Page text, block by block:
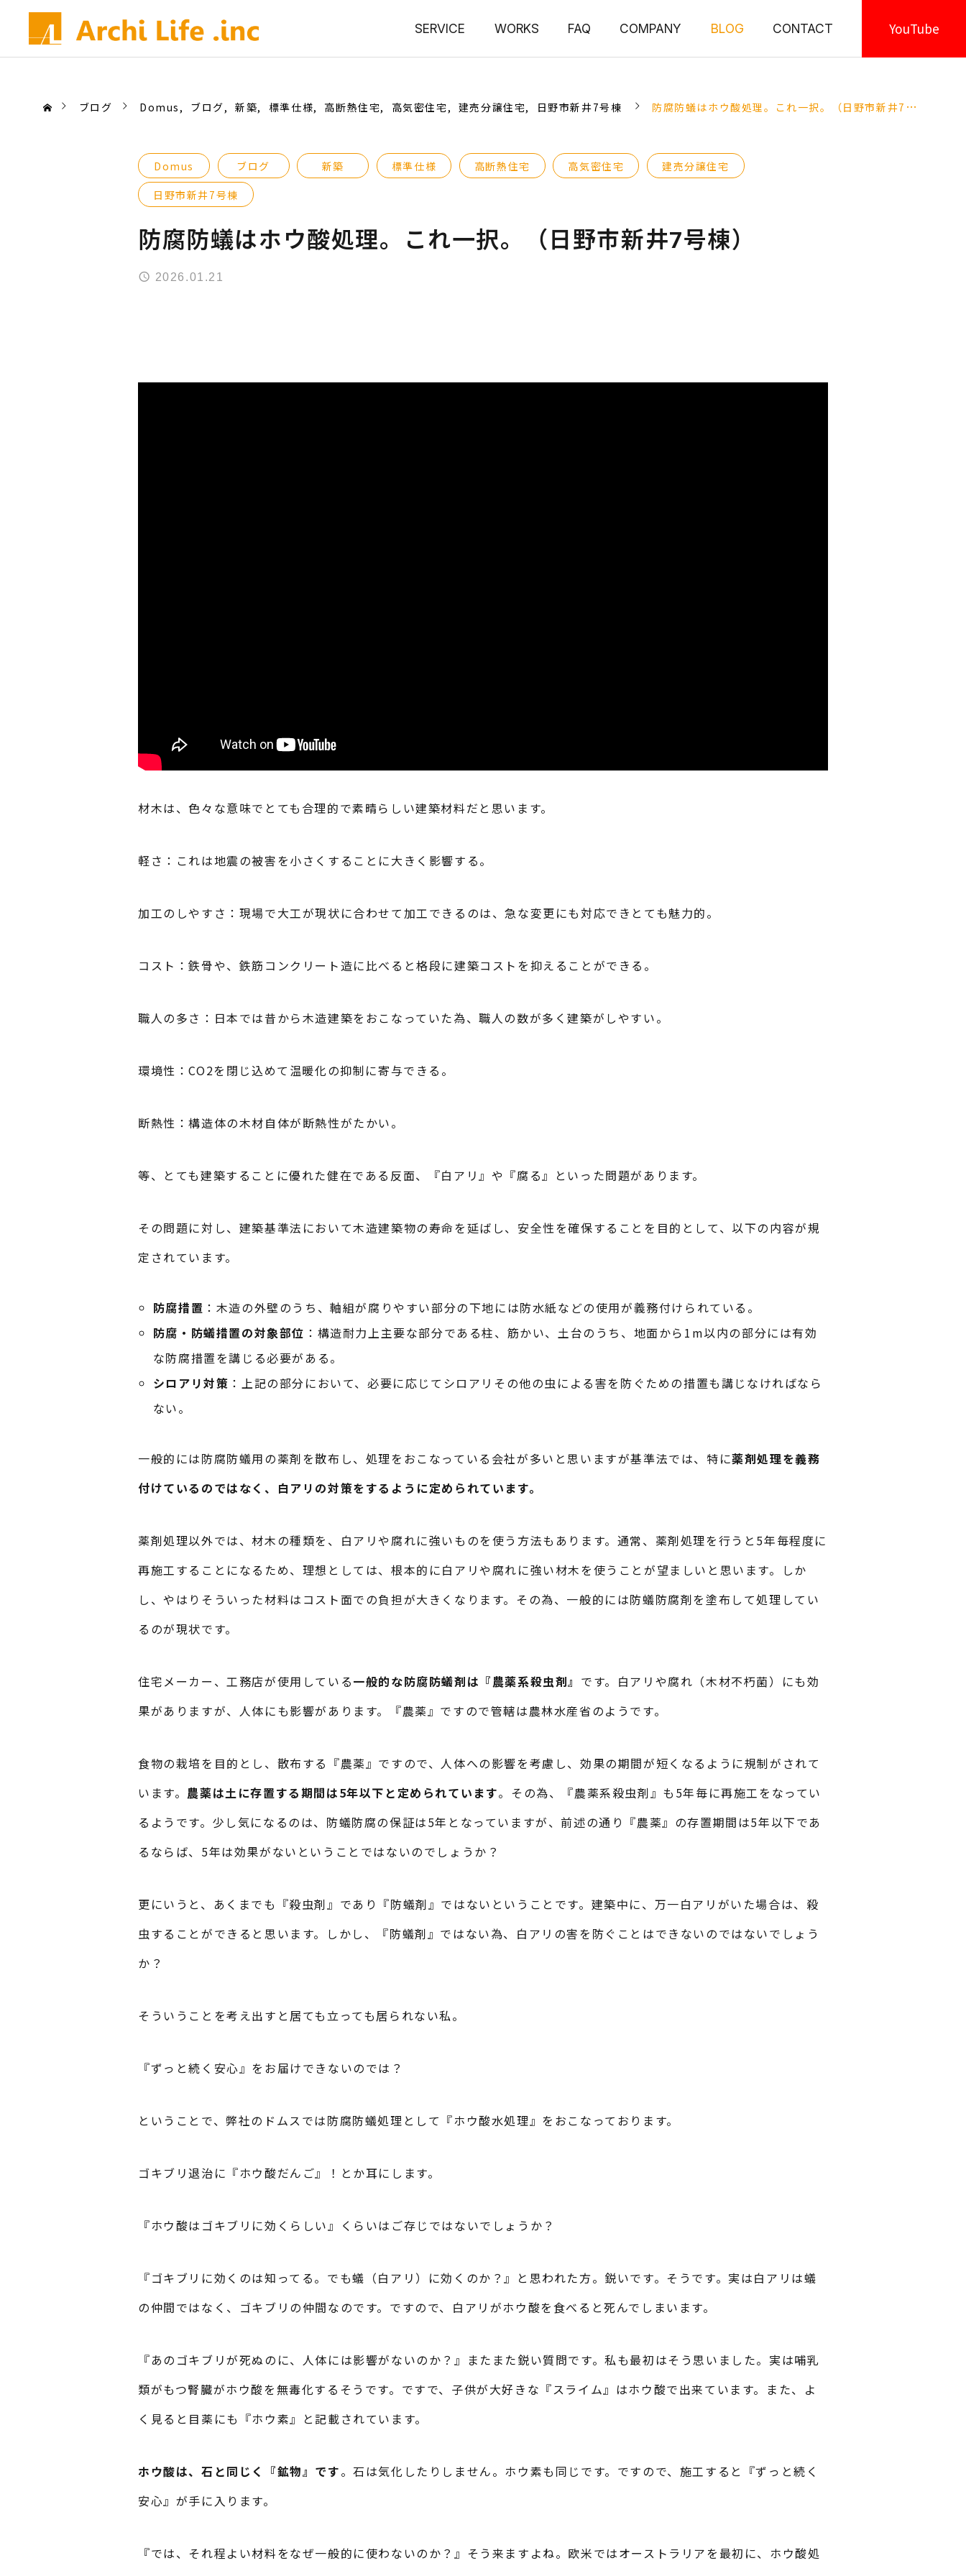
SERVICE WORKS FAQ COMPANY BLOG CONTACT YouTube
ブログ Domus ブログ 新築 標準仕様 高断熱住宅 高気密住宅 建売分譲住宅 日野市新井7号棟 防腐防蟻はホウ酸処理。これ一択。（日野市新井7号棟）
Domus ブログ 新築 標準仕様 高断熱住宅 高気密住宅
建売分譲住宅
日野市新井7号棟
防腐防蟻はホウ酸処理。これ一択。（日野市新井7号棟）
2026.01.21
材木は、色々な意味でとても合理的で素晴らしい建築材料だと思います。
軽さ：これは地震の被害を小さくすることに大きく影響する。
加工のしやすさ：現場で大工が現状に合わせて加工できるのは、急な変更にも対応できとても魅力的。
コスト：鉄骨や、鉄筋コンクリート造に比べると格段に建築コストを抑えることができる。
職人の多さ：日本では昔から木造建築をおこなっていた為、職人の数が多く建築がしやすい。
環境性：CO2を閉じ込めて温暖化の抑制に寄与できる。
断熱性：構造体の木材自体が断熱性がたかい。
等、とても建築することに優れた健在である反面、『白アリ』や『腐る』といった問題があります。
その問題に対し、建築基準法において木造建築物の寿命を延ばし、安全性を確保することを目的として、以下の内容が規
定されています。
防腐措置 ：木造の外壁のうち、軸組が腐りやすい部分の下地には防水紙などの使用が義務付けられている。
防腐・防蟻措置の対象部位 ：構造耐力上主要な部分である柱、筋かい、土台のうち、地面から1m以内の部分には有効
な防腐措置を講じる必要がある。
シロアリ対策 ：上記の部分において、必要に応じてシロアリその他の虫による害を防ぐための措置も講じなければなら
ない。
一般的には防腐防蟻用の薬剤を散布し、処理をおこなっている会社が多いと思いますが基準法では、特に薬剤処理を義務
付けているのではなく、白アリの対策をするように定められています。
薬剤処理以外では、材木の種類を、白アリや腐れに強いものを使う方法もあります。通常、薬剤処理を行うと5年毎程度に
再施工することになるため、理想としては、根本的に白アリや腐れに強い材木を使うことが望ましいと思います。しか
し、やはりそういった材料はコスト面での負担が大きくなります。その為、一般的には防蟻防腐剤を塗布して処理してい
るのが現状です。
住宅メーカー、工務店が使用している一般的な防腐防蟻剤は『農薬系殺虫剤』 です。白アリや腐れ（木材不朽菌）にも効
果がありますが、人体にも影響があります。『農薬』ですので管轄は農林水産省のようです。
食物の栽培を目的とし、散布する『農薬』ですので、人体への影響を考慮し、効果の期間が短くなるように規制がされて
います。 農薬は土に存置する期間は5年以下と定められています。その為、『農薬系殺虫剤』も5年毎に再施工をなってい
るようです。少し気になるのは、防蟻防腐の保証は5年となっていますが、前述の通り『農薬』の存置期間は5年以下であ
るならば、5年は効果がないということではないのでしょうか？
更にいうと、あくまでも『殺虫剤』であり『防蟻剤』ではないということです。建築中に、万一白アリがいた場合は、殺
虫することができると思います。しかし、『防蟻剤』ではない為、白アリの害を防ぐことはできないのではないでしょう
か？
そういうことを考え出すと居ても立っても居られない私。
『ずっと続く安心』をお届けできないのでは？
ということで、弊社のドムスでは防腐防蟻処理として『ホウ酸水処理』をおこなっております。
ゴキブリ退治に『ホウ酸だんご』！とか耳にします。
『ホウ酸はゴキブリに効くらしい』くらいはご存じではないでしょうか？
『ゴキブリに効くのは知ってる。でも蟻（白アリ）に効くのか？』と思われた方。鋭いです。そうです。実は白アリは蟻
の仲間ではなく、ゴキブリの仲間なのです。ですので、白アリがホウ酸を食べると死んでしまいます。
『あのゴキブリが死ぬのに、人体には影響がないのか？』またまた鋭い質問です。私も最初はそう思いました。実は哺乳
類がもつ腎臓がホウ酸を無毒化するそうです。ですで、子供が大好きな『スライム』はホウ酸で出来ています。また、よ
く見ると目薬にも『ホウ素』と記載されています。
ホウ酸は、石と同じく『鉱物』です。石は気化したりしません。ホウ素も同じです。ですので、施工すると『ずっと続く
安心』が手に入ります。
『では、それ程よい材料をなぜ一般的に使わないのか？』そう来ますよね。欧米ではオーストラリアを最初に、ホウ酸処